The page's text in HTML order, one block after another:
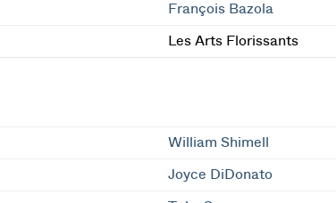
François Bazola
Les Arts Florissants
William Shimell
Joyce DiDonato